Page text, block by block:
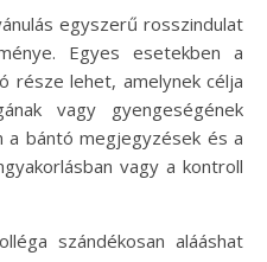
egyszerű rosszindulat
Egyes esetekben a
része lehet, amelynek célja
vagy gyengeségének
a bántó megjegyzések és a
vagy a kontroll
szándékosan alááshat